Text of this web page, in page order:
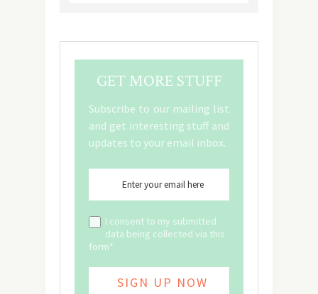
GET MORE STUFF
Subscribe to our mailing list
and get interesting stuff and
updates to your email inbox.
I consent to my submitted
data being collected via this
form*